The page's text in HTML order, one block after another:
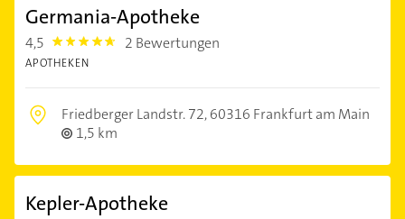
Germania-Apotheke
4,5 4.5 2 Bewertungen
APOTHEKEN
Friedberger Landstr. 72,60316 Frankfurt am Main
1,5 km
Kepler-Apotheke